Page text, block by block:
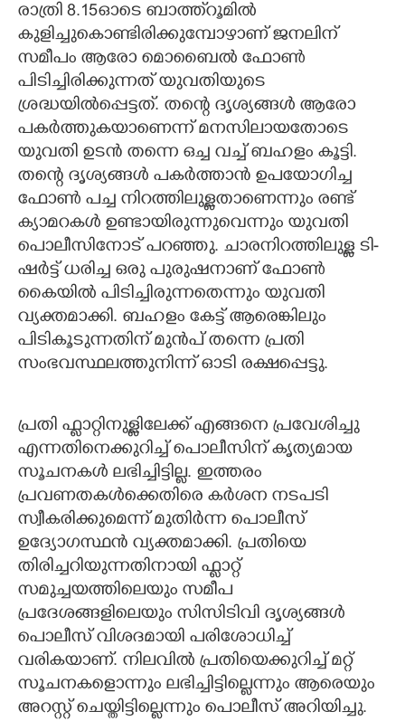
രാത്രി 8.15ഓടെ ബാത്ത്‌റൂമിൽ
കുളിച്ചുകൊണ്ടിരിക്കുമ്പോഴാണ് ജനലിന്
സമീപം ആരോ മൊബൈൽ ഫോൺ
പിടിച്ചിരിക്കുന്നത് യുവതിയുടെ
ശ്രദ്ധയിൽപ്പെട്ടത്. തന്റെ ദൃശ്യങ്ങൾ ആരോ
പകർത്തുകയാണെന്ന് മനസിലായതോടെ
യുവതി ഉടൻ തന്നെ ഒച്ച വച്ച് ബഹളം കൂട്ടി.
തന്റെ ദൃശ്യങ്ങൾ പകർത്താൻ ഉപയോഗിച്ച
ഫോൺ പച്ച നിറത്തിലുള്ളതാണെന്നും രണ്ട്
ക്യാമറകൾ ഉണ്ടായിരുന്നുവെന്നും യുവതി
പൊലീസിനോട് പറഞ്ഞു. ചാരനിറത്തിലുള്ള ടി-
ഷർട്ട് ധരിച്ച ഒരു പുരുഷനാണ് ഫോൺ
കൈയിൽ പിടിച്ചിരുന്നതെന്നും യുവതി
വ്യക്തമാക്കി. ബഹളം കേട്ട് ആരെങ്കിലും
പിടികൂടുന്നതിന് മുൻപ് തന്നെ പ്രതി
സംഭവസ്ഥലത്തുനിന്ന് ഓടി രക്ഷപ്പെട്ടു.
പ്രതി ഫ്ളാറ്റിനുള്ളിലേക്ക് എങ്ങനെ പ്രവേശിച്ചു
എന്നതിനെക്കുറിച്ച് പൊലീസിന് കൃത്യമായ
സൂചനകൾ ലഭിച്ചിട്ടില്ല. ഇത്തരം
പ്രവണതകൾക്കെതിരെ കർശന നടപടി
സ്വീകരിക്കുമെന്ന് മുതിർന്ന പൊലീസ്
ഉദ്യോഗസ്ഥൻ വ്യക്തമാക്കി. പ്രതിയെ
തിരിച്ചറിയുന്നതിനായി ഫ്ളാറ്റ്
സമുച്ചയത്തിലെയും സമീപ
പ്രദേശങ്ങളിലെയും സിസിടിവി ദൃശ്യങ്ങൾ
പൊലീസ് വിശദമായി പരിശോധിച്ച്
വരികയാണ്. നിലവിൽ പ്രതിയെക്കുറിച്ച് മറ്റ്
സൂചനകളൊന്നും ലഭിച്ചിട്ടില്ലെന്നും ആരെയും
അറസ്റ്റ് ചെയ്തിട്ടില്ലെന്നും പൊലീസ് അറിയിച്ചു.